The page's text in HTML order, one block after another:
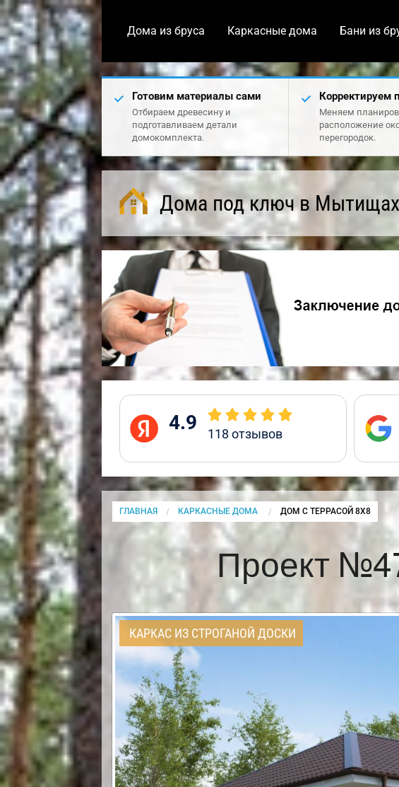
Дома из бруса Каркасные дома Бани из
Готовим материалы сами
Отбираем древесину и
подготавливаем детали
домокомплекта.
Корректируем
Меняем
расположение
перегородок.
Дома под ключ в Мытищах
4.9 118 отзывов
ГЛАВНАЯ КАРКАСНЫЕ ДОМА CURRENT:
ДОМ С ТЕРРАСОЙ 8Х8
Проект
КАРКАС ИЗ СТРОГАНОЙ ДОСКИ